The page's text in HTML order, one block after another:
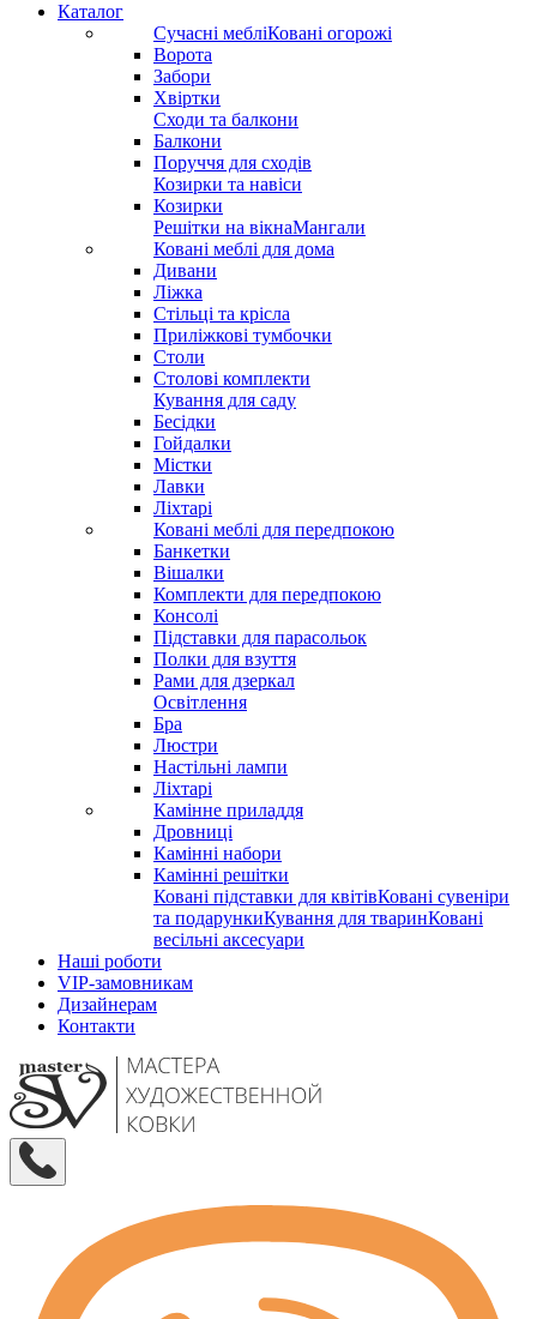
Каталог
Сучасні мебліКовані огорожі
Ворота
Забори
Хвіртки
Сходи та балкони
Балкони
Поруччя для сходів
Козирки та навіси
Козирки
Решітки на вікнаМангали
Ковані меблі для дома
Дивани
Ліжка
Стільці та крісла
Приліжкові тумбочки
Столи
Столові комплекти
Кування для саду
Бесідки
Гойдалки
Містки
Лавки
Ліхтарі
Ковані меблі для передпокою
Банкетки
Вішалки
Комплекти для передпокою
Консолі
Підставки для парасольок
Полки для взуття
Рами для дзеркал
Освітлення
Бра
Люстри
Настільні лампи
Ліхтарі
Камінне приладдя
Дровниці
Камінні набори
Камінні решітки
Ковані підставки для квітівКовані сувеніри
та подарункиКування для тваринКовані
весільні аксесуари
Наші роботи
VIP-замовникам
Дизайнерам
Контакти